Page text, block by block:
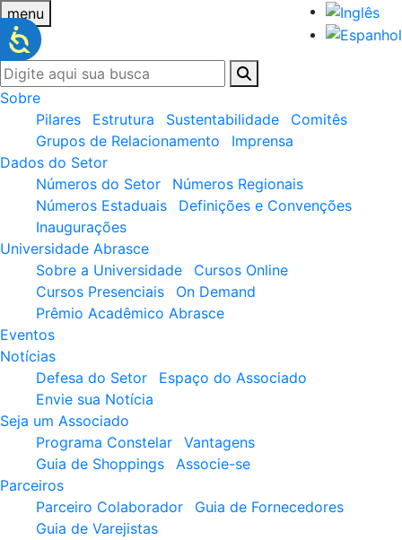
menu
Sobre
Pilares
Estrutura Sustentabilidade
Comitês
Grupos de Relacionamento
Imprensa
Dados do Setor
Números do Setor
Números Regionais
Números Estaduais
Definições e Convenções
Inaugurações
Universidade Abrasce
Sobre a Universidade
Cursos Online
Cursos Presenciais
On Demand
Prêmio Acadêmico Abrasce
Eventos
Notícias
Defesa do Setor
Espaço do Associado
Envie sua Notícia
Seja um Associado
Programa Constelar
Vantagens
Guia de Shoppings
Associe-se
Parceiros
Parceiro Colaborador
Guia de Fornecedores
Guia de Varejistas